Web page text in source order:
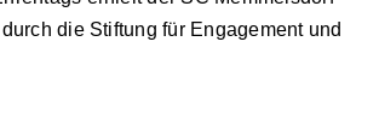
die Stiftung für Engagement und